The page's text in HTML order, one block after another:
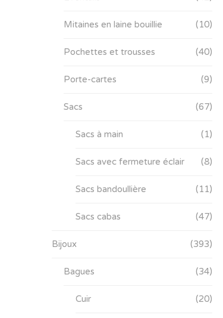
Mitaines en laine bouillie (10)
Pochettes et trousses (40)
Porte-cartes (9)
Sacs (67)
Sacs à main (1)
Sacs avec fermeture éclair (8)
Sacs bandoullière (11)
Sacs cabas (47)
Bijoux (393)
Bagues (34)
Cuir (20)